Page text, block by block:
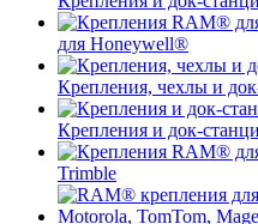
для Honeywell®
Крепления, чехлы и
Крепления и док-
Trimble